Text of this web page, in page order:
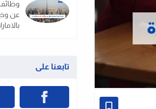
وظائف
عن
تابعنا على